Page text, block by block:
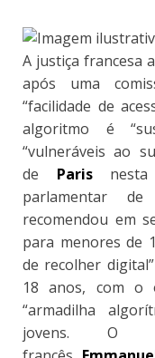
A justiça francesa
após uma
“facilidade de
algoritmo é
“vulneráveis ao
de Parisnesta
parlamentar
recomendou em
para menores de
de recolher
18 anos, com o
“armadilha
jovens. O